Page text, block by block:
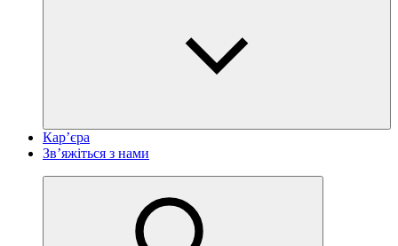
Кар’єра
Зв’яжіться з нами